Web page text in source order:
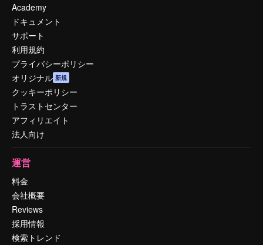
Academy
ドキュメント
サポート
利用規約
プライバシーポリシー
オリジナル 新規
クッキーポリシー
トラストセンター
アフィリエイト
法人向け
運営
料金
会社概要
Reviews
採用情報
検索トレンド